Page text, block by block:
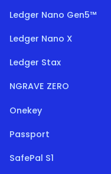
Ledger Nano Gen5™
Ledger Nano X
Ledger Stax
NGRAVE ZERO
Onekey
Passport
SafePal S1